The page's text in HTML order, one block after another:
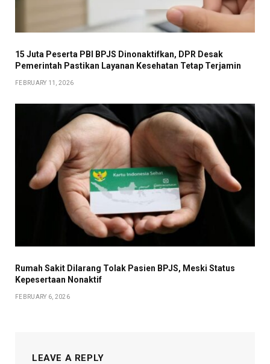
15 Juta Peserta PBI BPJS Dinonaktifkan, DPR Desak
Pemerintah Pastikan Layanan Kesehatan Tetap Terjamin
FEBRUARY 11, 2026
Rumah Sakit Dilarang Tolak Pasien BPJS, Meski Status
Kepesertaan Nonaktif
FEBRUARY 6, 2026
LEAVE A REPLY